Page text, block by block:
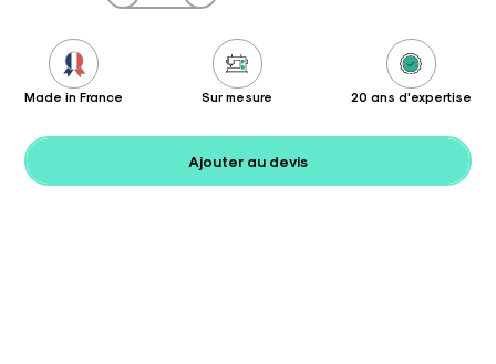
Made in France Sur mesure 20 ans d'expertise
Ajouter au devis